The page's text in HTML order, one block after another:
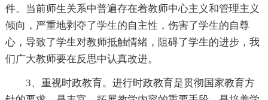
件。当前师生关系中普遍存在着教师中心主义和管理主义
倾向，严重地剥夺了学生的自主性，伤害了学生的自尊
心，导致了学生对教师抵触情绪，阻碍了学生的进步，我
们广大教师要在反思中认真改进。
3、重视时政教育。进行时政教育是贯彻国家教育方